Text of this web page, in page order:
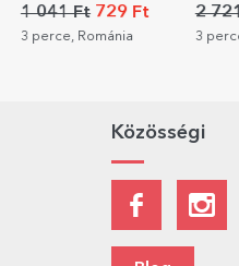
3 fotóval és
szöveggel
2 721 Ft1 632 Ft
3 perce, Románia
Közösségi